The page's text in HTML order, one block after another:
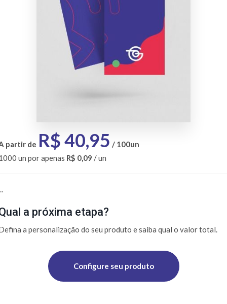
partir de 40,95 / 100un
un por apenas R$ 0,09 / un
a próxima etapa?
a personalização do seu produto e saiba qual o valor total.
Configure seu produto